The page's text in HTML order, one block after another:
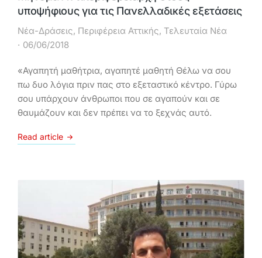
υποψήφιους για τις Πανελλαδικές εξετάσεις
Νέα-Δράσεις, Περιφέρεια Αττικής, Τελευταία Νέα
06/06/2018
«Αγαπητή μαθήτρια, αγαπητέ μαθητή Θέλω να σου
πω δυο λόγια πριν πας στο εξεταστικό κέντρο. Γύρω
σου υπάρχουν άνθρωποι που σε αγαπούν και σε
θαυμάζουν και δεν πρέπει να το ξεχνάς αυτό.
Read article